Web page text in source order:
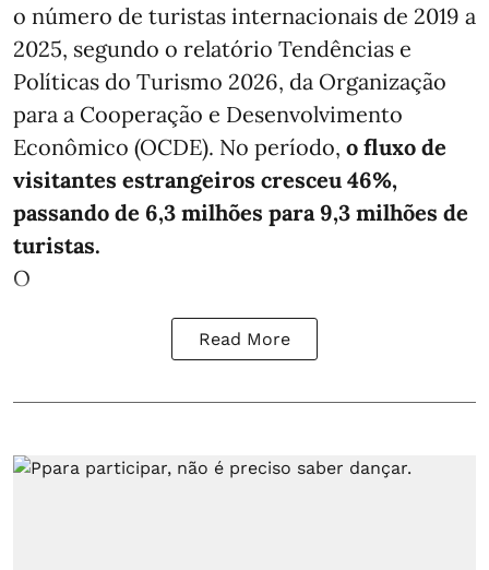
o número de turistas internacionais de 2019 a
2025, segundo o relatório Tendências e
Políticas do Turismo 2026, da Organização
para a Cooperação e Desenvolvimento
Econômico (OCDE). No período, o fluxo de
visitantes estrangeiros cresceu 46%,
passando de 6,3 milhões para 9,3 milhões de
turistas.
O
Read More